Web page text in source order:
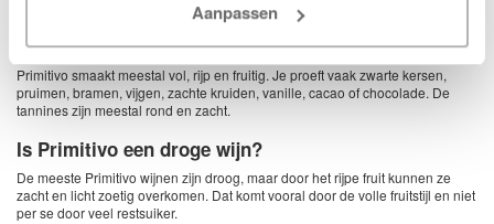
Aanpassen
populair bij liefhebbers van krachtige Italiaanse rode wijn.
Hoe smaakt Primitivo?
Primitivo smaakt meestal vol, rijp en fruitig. Je proeft vaak zwarte kersen,
pruimen, bramen, vijgen, zachte kruiden, vanille, cacao of chocolade. De
tannines zijn meestal rond en zacht.
Is Primitivo een droge wijn?
De meeste Primitivo wijnen zijn droog, maar door het rijpe fruit kunnen ze
zacht en licht zoetig overkomen. Dat komt vooral door de volle fruitstijl en niet
per se door veel restsuiker.